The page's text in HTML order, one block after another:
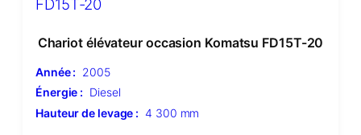
Chariot élévateur occasion Komatsu FD15T-20
Année : 2005
Énergie : Diesel
Hauteur de levage : 4 300 mm